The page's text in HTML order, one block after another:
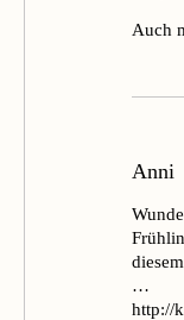
Auch
Anni
…
http://